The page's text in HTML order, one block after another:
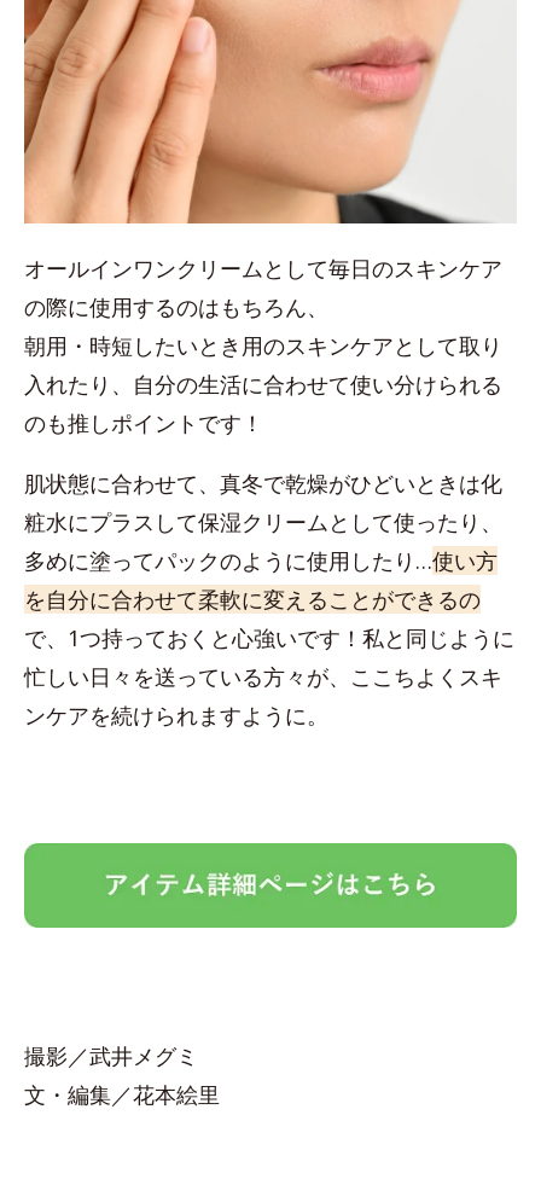
オールインワンクリームとして毎日のスキンケア
の際に使用するのはもちろん、
朝用・時短したいとき用のスキンケアとして取り
入れたり、自分の生活に合わせて使い分けられる
のも推しポイントです！
肌状態に合わせて、真冬で乾燥がひどいときは化
粧水にプラスして保湿クリームとして使ったり、
多めに塗ってパックのように使用したり…使い方
を自分に合わせて柔軟に変えることができるの
で、1つ持っておくと心強いです！私と同じように
忙しい日々を送っている方々が、ここちよくスキ
ンケアを続けられますように。
撮影／武井メグミ
文・編集／花本絵里